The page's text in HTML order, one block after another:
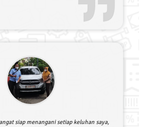
siap menangani setiap keluhan saya,